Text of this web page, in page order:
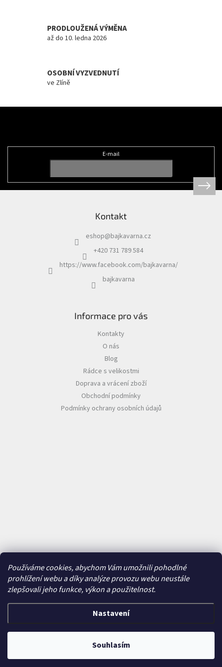
Používáme cookies, abychom Vám umožnili pohodlné
prohlížení webu a díky analýze provozu webu neustále
zlepšovali jeho funkce, výkon a použitelnost.
Nastavení
Souhlasím
u
PRODLOUŽENÁ VÝMĚNA
až do 10. ledna 2026
OSOBNÍ VYZVEDNUTÍ
ve Zlíně
E-mail
Kontakt
eshop@bajkavarna.cz
+420 731 789 584
https://www.facebook.com/bajkavarna/
bajkavarna
Informace pro vás
Kontakty
O nás
Blog
Rádce s velikostmi
Doprava a vrácení zboží
Obchodní podmínky
Podmínky ochrany osobních údajů
Vytvořil Shoptet
Bajkavárna. Všechna práva vyhrazena.